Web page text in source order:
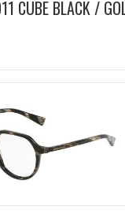
CUBE BLACK /